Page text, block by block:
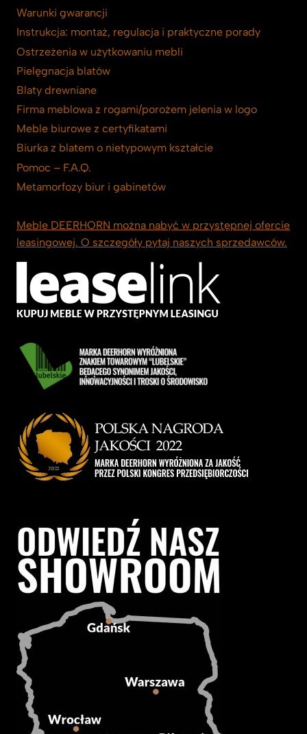
Warunki gwarancji
Instrukcja: montaż, regulacja i praktyczne porady
Ostrzeżenia w użytkowaniu mebli
Pielęgnacja blatów
Blaty drewniane
Firma meblowa z rogami/porożem jelenia w logo
Meble biurowe z certyfikatami
Biurka z blatem o nietypowym kształcie
Pomoc – F.A.Q.
Metamorfozy biur i gabinetów
Meble DEERHORN można nabyć w przystępnej ofercie
leasingowej. O szczegóły pytaj naszych sprzedawców.